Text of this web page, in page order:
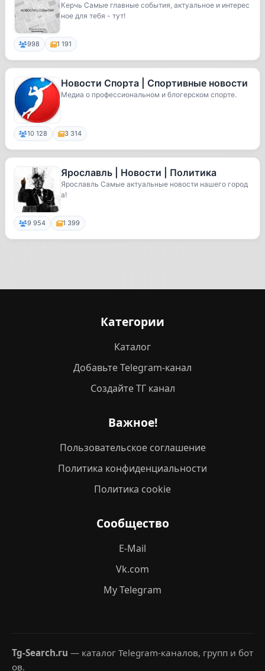
Керчь Самые главные события, актуальное и интерес
ное для тебя - тут!
998 1 191
Новости Спорта | Спортивные новости
Медиа о профессиональном и блогерском спорте.
10 128 3 314
Ярославль | Новости | Политика
Ярославль Самые актуальные новости нашего город
а!
9 954 1 399
Категории
Каталог
Добавьте Telegram-канал
Создайте ТГ канал
Важное!
Пользовательское соглашение
Политика конфиденциальности
Политика cookie
Сообщество
E-Mail
Vk.com
My Telegram
Tg-Search.ru — каталог Telegram-каналов, групп и бот
ов.